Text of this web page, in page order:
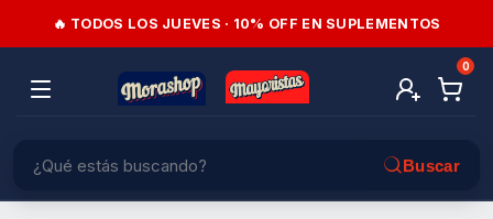
🔥 TODOS LOS JUEVES · 10% OFF EN SUPLEMENTOS
0